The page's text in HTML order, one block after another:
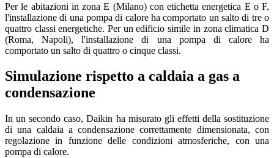
Per le abitazioni in zona E (Milano) con etichetta energetica E o F,
l'installazione di una pompa di calore ha comportato un salto di tre o
quattro classi energetiche. Per un edificio simile in zona climatica D
(Roma, Napoli), l'installazione di una pompa di calore ha
comportato un salto di quattro o cinque classi.
Simulazione rispetto a caldaia a gas a
condensazione
In un secondo caso, Daikin ha misurato gli effetti della sostituzione
di una caldaia a condensazione correttamente dimensionata, con
regolazione in funzione delle condizioni atmosferiche, con una
pompa di calore.